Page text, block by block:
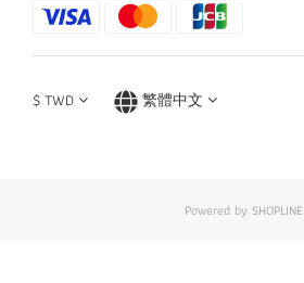
$TWD 繁體中文
Powered by SHOPLINE